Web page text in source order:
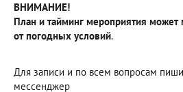
ВНИМАНИЕ!
План и тайминг мероприятия может
от погодных условий.
Для записи и по всем вопросам
мессенджер